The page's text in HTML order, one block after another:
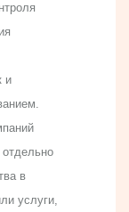
и
отдельно
в
услуги,